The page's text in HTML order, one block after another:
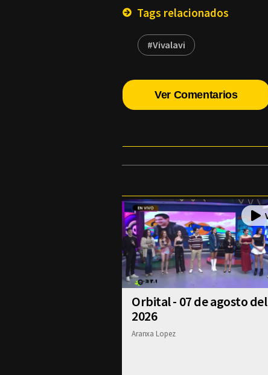
Tags relacionados
#Vivalavi
Ver Comentarios
Orbital - 07 de agosto del
2026
Aranxa Lopez